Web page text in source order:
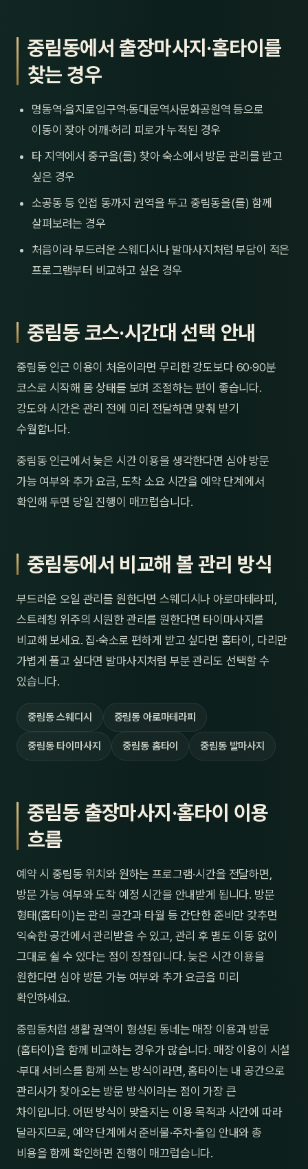
중림동에서 출장마사지·홈타이를
찾는 경우
명동역·을지로입구역·동대문역사문화공원역 등으로
이동이 잦아 어깨·허리 피로가 누적된 경우
타 지역에서 중구을(를) 찾아 숙소에서 방문 관리를 받고
싶은 경우
소공동 등 인접 동까지 권역을 두고 중림동을(를) 함께
살펴보려는 경우
처음이라 부드러운 스웨디시나 발마사지처럼 부담이 적은
프로그램부터 비교하고 싶은 경우
중림동 코스·시간대 선택 안내
중림동 인근 이용이 처음이라면 무리한 강도보다 60·90분
코스로 시작해 몸 상태를 보며 조절하는 편이 좋습니다.
강도와 시간은 관리 전에 미리 전달하면 맞춰 받기
수월합니다.
중림동 인근에서 늦은 시간 이용을 생각한다면 심야 방문
가능 여부와 추가 요금, 도착 소요 시간을 예약 단계에서
확인해 두면 당일 진행이 매끄럽습니다.
중림동에서 비교해 볼 관리 방식
부드러운 오일 관리를 원한다면 스웨디시나 아로마테라피,
스트레칭 위주의 시원한 관리를 원한다면 타이마사지를
비교해 보세요. 집·숙소로 편하게 받고 싶다면 홈타이, 다리만
가볍게 풀고 싶다면 발마사지처럼 부분 관리도 선택할 수
있습니다.
중림동 스웨디시 중림동 아로마테라피
중림동 타이마사지 중림동 홈타이 중림동 발마사지
중림동 출장마사지·홈타이 이용
흐름
예약 시 중림동 위치와 원하는 프로그램·시간을 전달하면,
방문 가능 여부와 도착 예정 시간을 안내받게 됩니다. 방문
형태(홈타이)는 관리 공간과 타월 등 간단한 준비만 갖추면
익숙한 공간에서 관리받을 수 있고, 관리 후 별도 이동 없이
그대로 쉴 수 있다는 점이 장점입니다. 늦은 시간 이용을
원한다면 심야 방문 가능 여부와 추가 요금을 미리
확인하세요.
중림동처럼 생활 권역이 형성된 동네는 매장 이용과 방문
(홈타이)을 함께 비교하는 경우가 많습니다. 매장 이용이 시설
·부대 서비스를 함께 쓰는 방식이라면, 홈타이는 내 공간으로
관리사가 찾아오는 방문 방식이라는 점이 가장 큰
차이입니다. 어떤 방식이 맞을지는 이용 목적과 시간에 따라
달라지므로, 예약 단계에서 준비물·주차·출입 안내와 총
비용을 함께 확인하면 진행이 매끄럽습니다.